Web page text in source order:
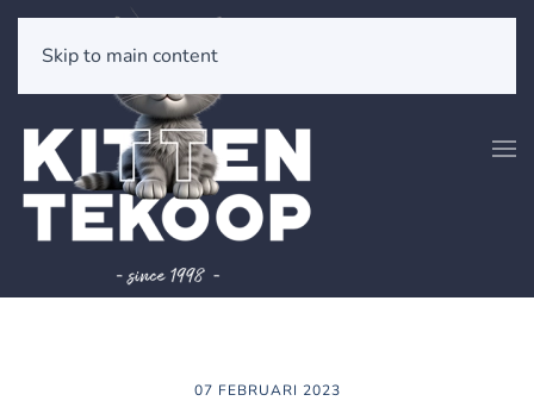
Skip to main content
07 FEBRUARI 2023